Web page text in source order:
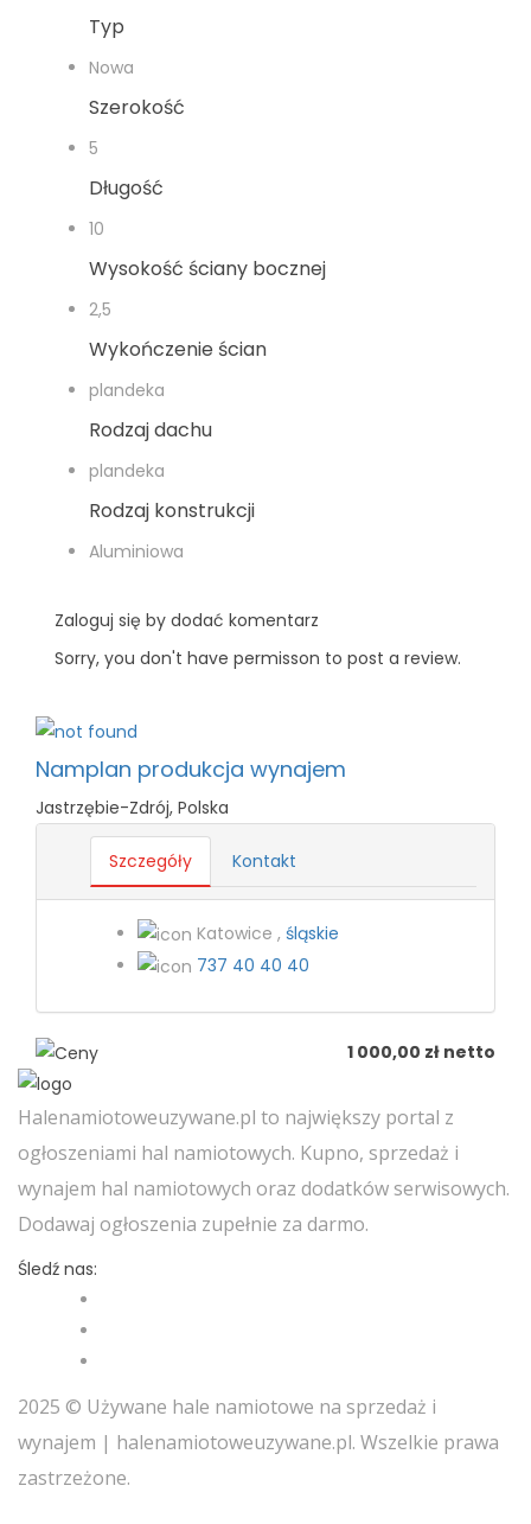
Typ
Nowa
Szerokość
5
Długość
10
Wysokość ściany bocznej
2,5
Wykończenie ścian
plandeka
Rodzaj dachu
plandeka
Rodzaj konstrukcji
Aluminiowa
Zaloguj się by dodać komentarz
Sorry, you don't have permisson to post a review.
Namplan produkcja wynajem
Jastrzębie-Zdrój, Polska
Szczegóły Kontakt
Katowice , śląskie
737 40 40 40
1 000,00 zł netto
Halenamiotoweuzywane.pl to największy portal z
ogłoszeniami hal namiotowych. Kupno, sprzedaż i
wynajem hal namiotowych oraz dodatków serwisowych.
Dodawaj ogłoszenia zupełnie za darmo.
Śledź nas:
2025 © Używane hale namiotowe na sprzedaż i
wynajem | halenamiotoweuzywane.pl. Wszelkie prawa
zastrzeżone.